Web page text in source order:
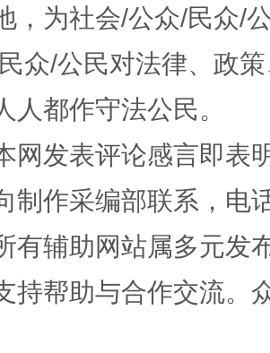
，为社会/公众/民众/
众/公民对法律、政
人都作守法公民。
网发表评论感言即表
制作采编部联系，电
有辅助网站属多元发
持帮助与合作交流。